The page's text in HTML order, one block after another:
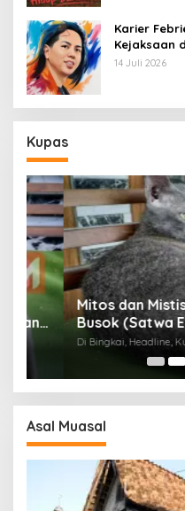
Karier
Kejaksaan
14 Juli 2026
Kupas
Mitos dan Mistis Di
Busok (Satwa
Di Bingkai, Headline, Kupas |
Asal Muasal